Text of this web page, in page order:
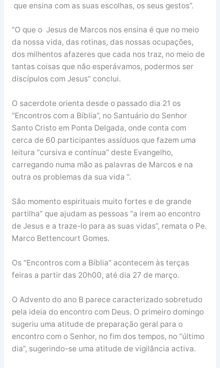
que ensina com as suas escolhas, os seus gestos”.
“O que o Jesus de Marcos nos ensina é que no meio
da nossa vida, das rotinas, das nossas ocupações,
dos milhentos afazeres que cada nos traz, no meio de
tantas coisas que não esperávamos, podermos ser
discípulos com Jesus” conclui.
O sacerdote orienta desde o passado dia 21 os
“Encontros com a Bíblia”, no Santuário do Senhor
Santo Cristo em Ponta Delgada, onde conta com
cerca de 60 participantes assíduos que fazem uma
leitura “cursiva e contínua” deste Evangelho,
carregando numa mão as palavras de Marcos e na
outra os problemas da sua vida “.
São momento espirituais muito fortes e de grande
partilha” que ajudam as pessoas “a irem ao encontro
de Jesus e a traze-lo para as suas vidas”, remata o Pe.
Marco Bettencourt Gomes.
Os “Encontros com a Bíblia” acontecem às terças
feiras a partir das 20h00, até dia 27 de março.
O Advento do ano B parece caracterizado sobretudo
pela ideia do encontro com Deus. O primeiro domingo
sugeriu uma atitude de preparação geral para o
encontro com o Senhor, no fim dos tempos, no “último
dia”, sugerindo-se uma atitude de vigilância activa.